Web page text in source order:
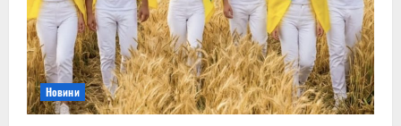
Новини